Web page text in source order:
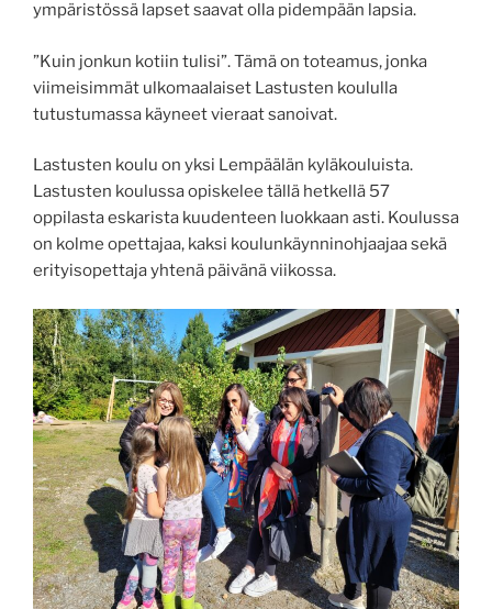
ympäristössä lapset saavat olla pidempään lapsia.
”Kuin jonkun kotiin tulisi”. Tämä on toteamus, jonka
viimeisimmät ulkomaalaiset Lastusten koululla
tutustumassa käyneet vieraat sanoivat.
Lastusten koulu on yksi Lempäälän kyläkouluista.
Lastusten koulussa opiskelee tällä hetkellä 57
oppilasta eskarista kuudenteen luokkaan asti. Koulussa
on kolme opettajaa, kaksi koulunkäynninohjaajaa sekä
erityisopettaja yhtenä päivänä viikossa.